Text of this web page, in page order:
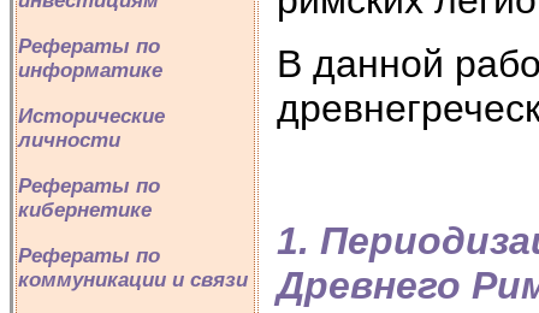
Рефераты по
информатике
Исторические
личности
Рефераты по
кибернетике
Рефераты по
коммуникации и связи
В данной
1.
Древнего